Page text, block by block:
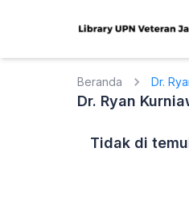
Beranda Dr.
Dr. Ryan
Tidak di